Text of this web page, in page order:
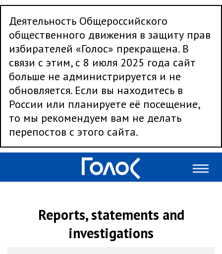
Деятельность Общероссийского
общественного движения в защиту прав
избирателей «Голос» прекращена. В
связи с этим, с 8 июля 2025 года сайт
больше не администрируется и не
обновляется. Если вы находитесь в
России или планируете её посещение,
то мы рекомендуем вам не делать
перепостов с этого сайта.
Reports, statements and
investigations